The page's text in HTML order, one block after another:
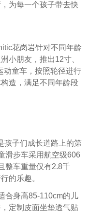
为每一个孩子带去快
花岗岩针对不同年龄
小朋友，推出12寸、
动童车，按照轮径进行
造，满足不同年龄段
孩子们成长道路上的第
滑步车采用航空级606
整车重量仅有2.8千
的乐趣。
合身高85-110cm的儿
定制皮面坐垫透气贴